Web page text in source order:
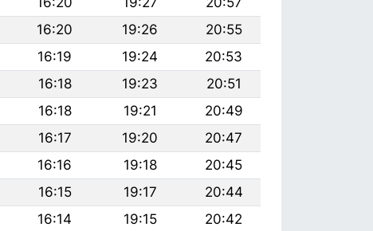
16:20 19:26
20:55
16:19 19:24
20:53
16:18 19:23
20:51
16:18 19:21
20:49
16:17 19:20
20:47
16:16 19:18
20:45
16:15 19:17
20:44
16:14 19:15 20:42